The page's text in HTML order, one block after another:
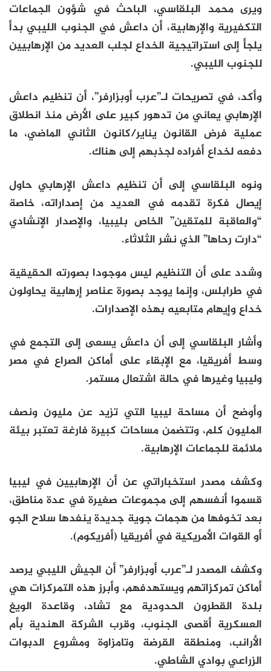
ويرى محمد البلقاسي، الباحث في شؤون الجماعات
التكفيرية والإرهابية، أن داعش في الجنوب الليبي بدأ
يلجأ إلى استراتيجية الخداع لجلب العديد من الإرهابيين
للجنوب الليبي.
وأكد، في تصريحات لـ”عرب أوبزارفر”، أن تنظيم داعش
الإرهابي يعاني من تدهور كبير على الأرض منذ انطلاق
عملية فرض القانون يناير/كانون الثاني الماضي، ما
دفعه لخداع أفراده لجذبهم إلى هناك.
ونوه البلقاسي إلى أن تنظيم داعش الإرهابي حاول
إيصال فكرة تقدمه في العديد من إصداراته، خاصة
“والعاقبة للمتقين” الخاص بليبيا، والإصدار الإنشادي
“دارت رحاها” الذي نشر الثلاثاء.
وشدد على أن التنظيم ليس موجودا بصورته الحقيقية
في طرابلس، وإنما يوجد بصورة عناصر إرهابية يحاولون
خداع وإيهام متابعيه بهذه الإصدارات.
وأشار البلقاسي إلى أن داعش يسعى إلى التجمع في
وسط أفريقيا، مع الإبقاء على أماكن الصراع في مصر
وليبيا وغيرها في حالة اشتعال مستمر.
وأوضح أن مساحة ليبيا التي تزيد عن مليون ونصف
المليون كلم، وتتضمن مساحات كبيرة فارغة تعتبر بيئة
ملائمة للجماعات الإرهابية.
وكشف مصدر استخباراتي عن أن الإرهابيين في ليبيا
قسموا أنفسهم إلى مجموعات صغيرة في عدة مناطق،
بعد تخوفها من هجمات جوية جديدة ينفدها سلاح الجو
أو القوات الأمريكية في أفريقيا (أفريكوم).
وكشف المصدر لـ”عرب أوبزارفر” أن الجيش الليبي يرصد
أماكن تمركزاتهم ويستهدفهم، وأبرز هذه التمركزات هي
بلدة القطرون الحدودية مع تشاد، وقاعدة الويغ
العسكرية أقصى الجنوب، وقرب الشركة الهندية بأم
الأرانب، ومنطقة القرضة وتامزاوة ومشروع الدبوات
الزراعي بوادي الشاطي.